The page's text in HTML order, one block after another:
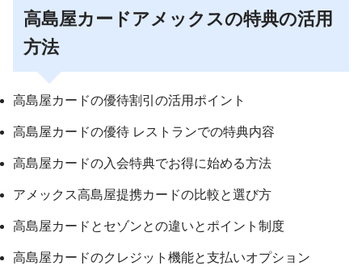
高島屋カードアメックスの特典の活用
方法
高島屋カードの優待割引の活用ポイント
高島屋カードの優待 レストランでの特典内容
高島屋カードの入会特典でお得に始める方法
アメックス高島屋提携カードの比較と選び方
高島屋カードとセゾンとの違いとポイント制度
高島屋カードのクレジット機能と支払いオプション